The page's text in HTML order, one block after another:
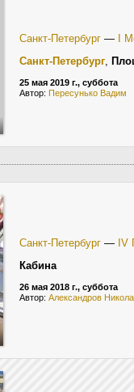
Санкт-Петербург —
I
Санкт-Петербург,
25 мая 2019 г., суббота
Автор: Пересунько Вадим
Санкт-Петербург — IV
Кабина
26 мая 2018 г., суббота
Автор: Александров